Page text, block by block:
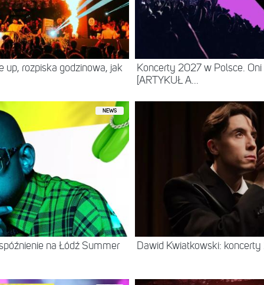
up, rozpiska godzinowa, jak
Koncerty 2027 w Polsce.
[ARTYKUŁ A...
NEWS
na Łódź Summer Dawid Kwiatkowski: